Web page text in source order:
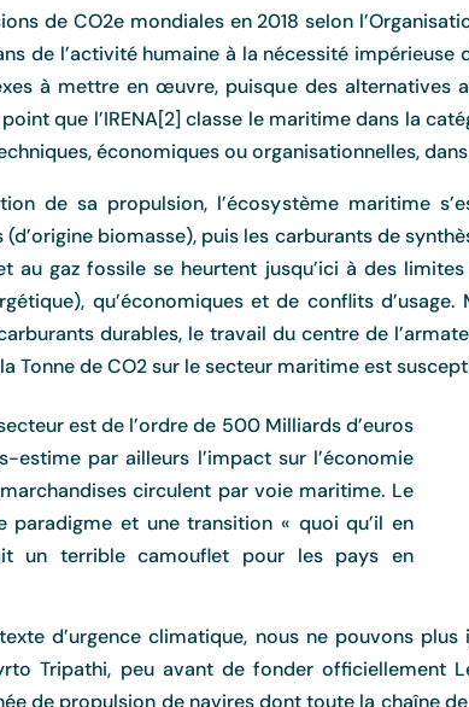
de CO2e mondiales en 2018 selon
de l’activité humaine à la nécessité impérieuse
à mettre en œuvre, puisque des alternatives
que l’IRENA[2] classe le maritime dans la
économiques ou organisationnelles,
de sa propulsion, l’écosystème maritime
biomasse), puis les carburants de
au gaz fossile se heurtent jusqu’ici à des
qu’économiques et de conflits
durables, le travail du centre de
Tonne de CO2 sur le secteur maritime est
est de l’ordre de 500 Milliards d’euros
estime par ailleurs l’impact sur l’économie
circulent par voie maritime. Le
et une transition « quoi qu’il en
un terrible camouflet pour les pays en
d’urgence climatique, nous ne pouvons
Tripathi, peu avant de fonder officiellement
de propulsion de navires dont toute la chaîne